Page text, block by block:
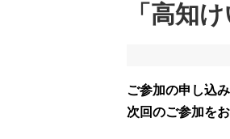
「高知
ご参加の申し込
次回のご参加を